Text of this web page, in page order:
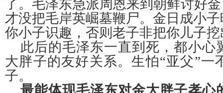
了。毛泽东急派周恩来到朝鲜讨好
才没把毛岸英崛墓鞭尸。金日成小
你小子识趣，否则老子非把你儿子
此后的毛泽东一直到死，都小心
大胖子的友好关系。生怕“亚父”一
子。
最能体现毛泽东对金大胖子孝心